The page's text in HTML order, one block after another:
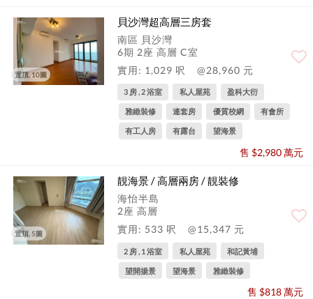
置頂, 10圖
貝沙灣超高層三房套
南區 貝沙灣
6期 2座 高層 C室
實用: 1,029 呎
@28,960 元
3 房 , 2 浴室 私人屋苑 盈科大衍
雅緻裝修 連套房 優質校網 有會所
有工人房 有露台 望海景
售 $2,980 萬元
置頂, 5圖
靚海景 / 高層兩房 / 靚裝修
海怡半島
2座 高層
實用: 533 呎
@15,347 元
2 房 , 1 浴室 私人屋苑 和記黃埔
望開揚景 望海景 雅緻裝修
售 $818 萬元